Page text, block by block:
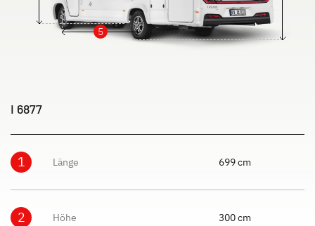
5
I 6877
1 Länge 699 cm
2 Höhe 300 cm